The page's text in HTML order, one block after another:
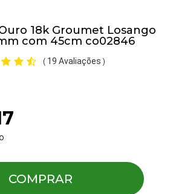
18k Groumet Losango
com 45cm co02846
( 19 Avaliações )
COMPRAR